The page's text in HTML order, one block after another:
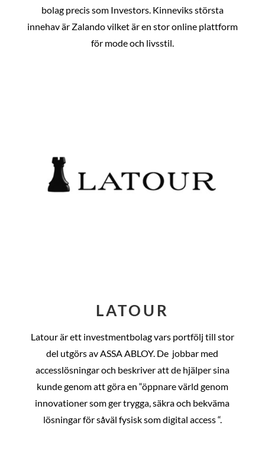
bolag precis som Investors. Kinneviks största
innehav är Zalando vilket är en stor online plattform
för mode och livsstil.
LATOUR
Latour är ett investmentbolag vars portfölj till stor
del utgörs av ASSA ABLOY. De jobbar med
accesslösningar och beskriver att de hjälper sina
kunde genom att göra en “öppnare värld genom
innovationer som ger trygga, säkra och bekväma
lösningar för såväl fysisk som digital access “.